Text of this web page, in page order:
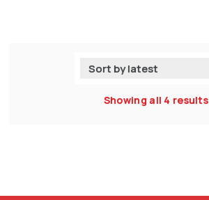
Showing all 4 results